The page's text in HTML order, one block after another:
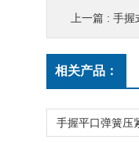
上一篇 : 手握
相关产品：